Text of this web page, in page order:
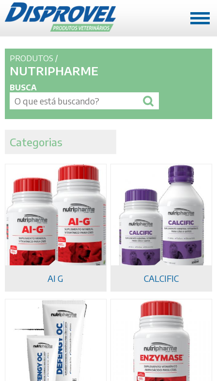
A EMPRESA
Missão, Visão e Valores
REPRESENTANTES
Mato Grosso
Rondônia e Acre
NOTÍCIAS
CONTATO
PRODUTOS /
NUTRIPHARME
BUSCA
Categorias
AI G CALCIFIC